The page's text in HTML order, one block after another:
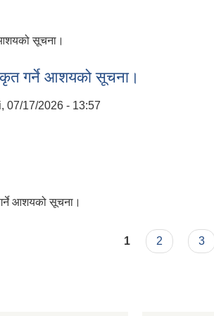
सूचना।
गर्ने आशयको सूचना।
07/17/2026 - 13:57
आशयको सूचना।
1 2 3